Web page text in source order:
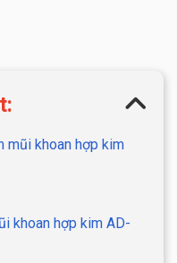
mũi khoan hợp kim
khoan hợp kim AD-